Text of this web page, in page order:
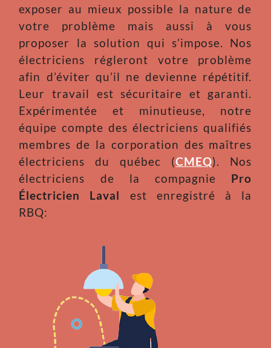
exposer au mieux possible la nature de
votre problème mais aussi à vous
proposer la solution qui s’impose. Nos
électriciens régleront votre problème
afin d’éviter qu’il ne devienne répétitif.
Leur travail est sécuritaire et garanti.
Expérimentée et minutieuse, notre
équipe compte des électriciens qualifiés
membres de la corporation des maîtres
électriciens du québec (CMEQ). Nos
électriciens de la compagnie Pro
Électricien Laval
est enregistré à la
RBQ: